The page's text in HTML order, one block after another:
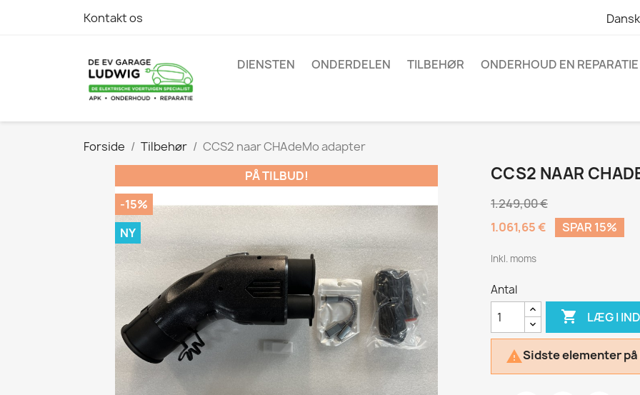
Kontakt os Dansk
DIENSTEN ONDERDELEN TILBEHØR ONDERHOUD EN REPARATIE
Forside Tilbehør
CCS2 naar CHAdeMo adapter
PÅ TILBUD!
-15%
NY
CCS2 NAAR
1.249,00 €
1.061,65 €
SPAR 15%
Inkl. moms
Antal
 LÆG I
Sidste elementer